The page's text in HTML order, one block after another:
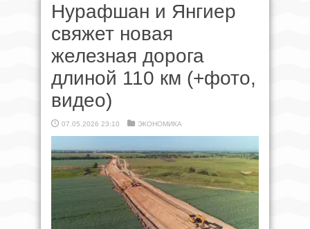
Нурафшан и Янгиер
свяжет новая
железная дорога
длиной 110 км (+фото,
видео)
07.05.2026 23:10 ЭКОНОМИКА